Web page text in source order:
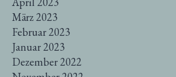
März 2023
Februar 2023
Januar 2023
Dezember 2022